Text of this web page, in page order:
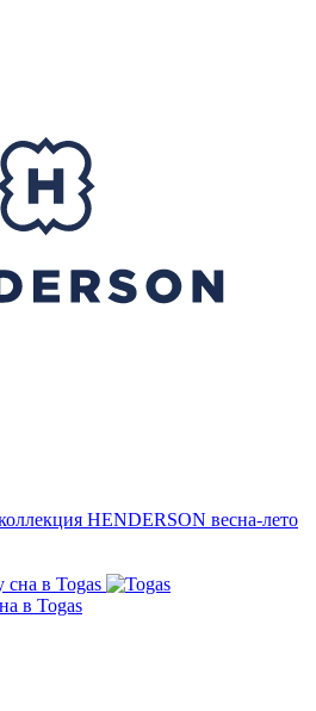
HENDERSON весна-лето
в Togas